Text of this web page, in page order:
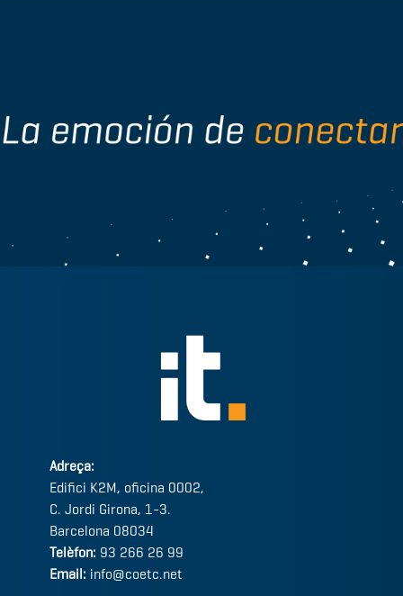
Adreça:
Edifici K2M, oficina 0002,
C. Jordi Girona, 1-3.
Barcelona 08034
Telèfon: 93 266 26 99
Email: info@coetc.net